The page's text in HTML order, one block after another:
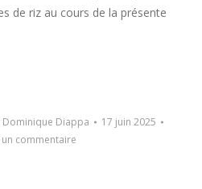
de riz au cours de la présente
Dominique Diappa
17 juin 2025
un commentaire